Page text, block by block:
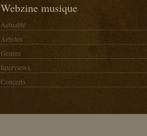
Webzine musique
Actualité
Artistes
Genres
Interviews
Concerts